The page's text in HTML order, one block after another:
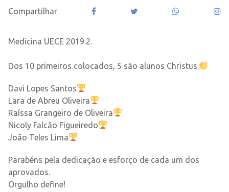
Compartilhar
Medicina UECE 2019.2.
Dos 10 primeiros colocados, 5 são alunos Christus.
Davi Lopes Santos
Lara de Abreu Oliveira
Raíssa Grangeiro de Oliveira
Nicoly Falcão Figueiredo
João Teles Lima
Parabéns pela dedicação e esforço de cada um dos
aprovados.
Orgulho define!